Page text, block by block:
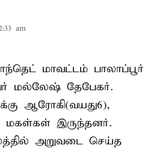
am
மாவட்டம் பாலாப்பூர்
மல்லேஷ் தேபேகர்.
ஆரோகி(வயது6),
மகள்கள் இருந்தனர்.
அறுவடை செய்த